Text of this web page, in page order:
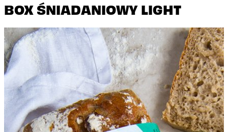
BOX ŚNIADANIOWY LIGHT